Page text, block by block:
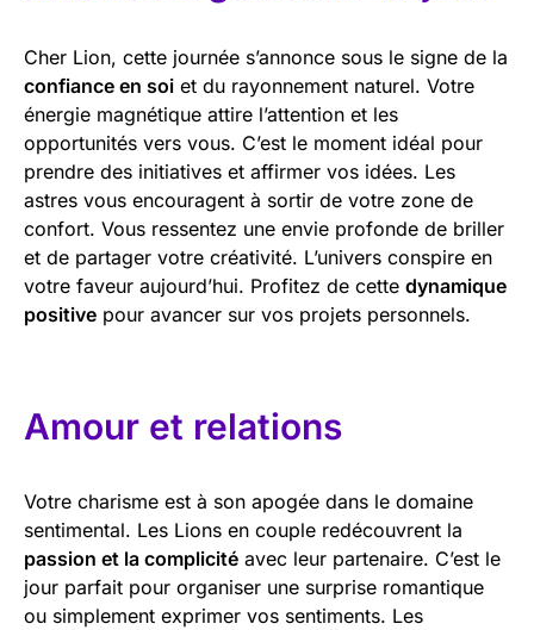
Cher Lion, cette journée s’annonce sous le signe de la
confiance en soi et du rayonnement naturel. Votre
énergie magnétique attire l’attention et les
opportunités vers vous. C’est le moment idéal pour
prendre des initiatives et affirmer vos idées. Les
astres vous encouragent à sortir de votre zone de
confort. Vous ressentez une envie profonde de briller
et de partager votre créativité. L’univers conspire en
votre faveur aujourd’hui. Profitez de cette dynamique
positive pour avancer sur vos projets personnels.
Amour et relations
Votre charisme est à son apogée dans le domaine
sentimental. Les Lions en couple redécouvrent la
passion et la complicité avec leur partenaire. C’est le
jour parfait pour organiser une surprise romantique
ou simplement exprimer vos sentiments. Les